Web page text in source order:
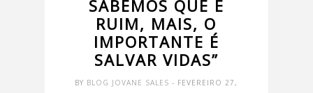
SABEMOS QUE É
RUIM, MAIS, O
IMPORTANTE É
SALVAR VIDAS”
BY BLOG JOVANE SALES- FEVEREIRO 27,